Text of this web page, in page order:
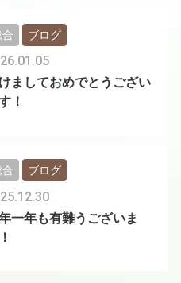
ましておめでとうござい
！
ブログ
一年も有難うございま
ブログ